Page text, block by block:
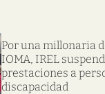
Por una millonaria
IOMA, IREL
prestaciones a
discapacidad